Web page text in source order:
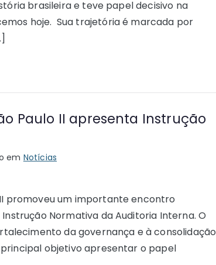
brasileira e teve papel decisivo na
hoje. Sua trajetória é marcada por
Paulo II apresenta Instrução
em Notícias
promoveu um importante encontro
Normativa da Auditoria Interna. O
da governança e à consolidação
objetivo apresentar o papel